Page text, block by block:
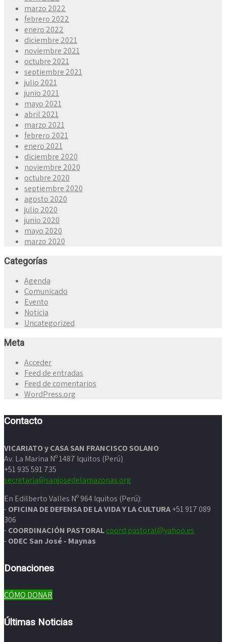
marzo 2022
febrero 2022
enero 2022
diciembre 2021
noviembre 2021
octubre 2021
septiembre 2021
julio 2021
junio 2021
mayo 2021
abril 2021
marzo 2021
febrero 2021
enero 2021
diciembre 2020
noviembre 2020
octubre 2020
septiembre 2020
agosto 2020
julio 2020
junio 2020
mayo 2020
marzo 2020
Categorías
Agenda
Comunicado
Evento
Noticia
Uncategorized
Meta
Acceder
Feed de entradas
Feed de comentarios
WordPress.org
Contacto
VICARIATO y CASA SAN FRANCISCO SOLANO
Av. La Marina Nº 1487 Iquitos (Perú)
+51 935 591 735
secretaria@sanjosedelamazonas.org
En Edilberto Valles Nº 964 Iquitos (Perú):
-OFICINA DE DEFENSA DE LA VIDA Y LA CULTURA+51 917 089
306
-COORDINACIÓN PASTORALcoord.pastoral@yahoo.es
-ODEC San José - Maynas
Donaciones
CÓMO DONAR
Últimas Noticias